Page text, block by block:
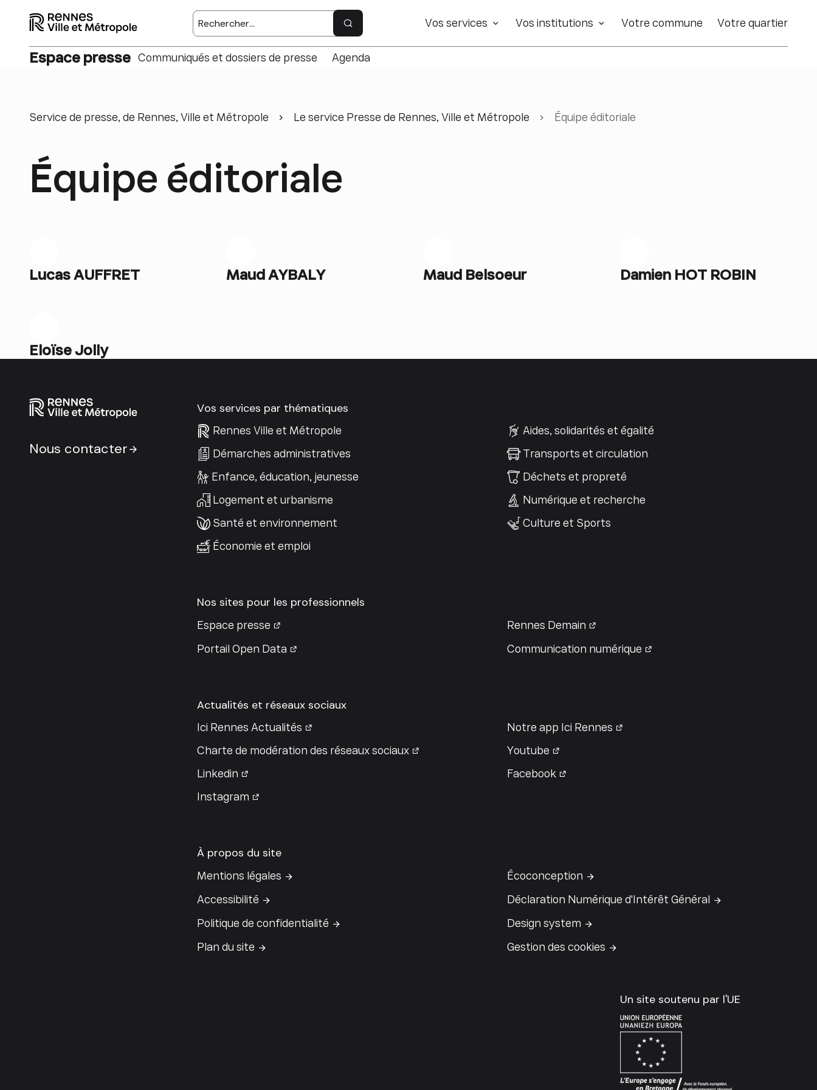
Rechercher sur le site
Rechercher sur le site
Vos services Vos institutions Votre commune Votre quartier
Espace presse Communiqués et dossiers de presse Agenda
Service de presse, de Rennes, Ville et Métropole Le service Presse de Rennes, Ville et Métropole Équipe éditoriale
Équipe éditoriale
Lucas AUFFRET Maud AYBALY Maud Belsoeur Damien HOT ROBIN
Eloïse Jolly
Nous contacter
Vos services par thématiques
Rennes Ville et Métropole
Aides, solidarités et égalité
Démarches administratives
Transports et circulation
Enfance, éducation, jeunesse
Déchets et propreté
Logement et urbanisme
Numérique et recherche
Santé et environnement
Culture et Sports
Économie et emploi
Nos sites pour les professionnels
Espace presse
Rennes Demain
Portail Open Data
Communication numérique
Actualités et réseaux sociaux
Ici Rennes Actualités
Notre app Ici Rennes
Charte de modération des réseaux sociaux
Youtube
Linkedin
Facebook
Instagram
À propos du site
Mentions légales
Écoconception
Accessibilité
Déclaration Numérique d'Intérêt Général
Politique de confidentialité
Design system
Plan du site
Gestion des cookies
Un site soutenu par l'UE